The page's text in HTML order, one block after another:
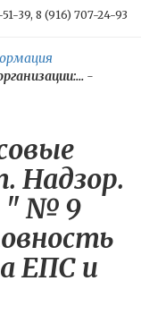
39, 8 (916) 707-24-93
-
Надзор.
" № 9
ЕПС и